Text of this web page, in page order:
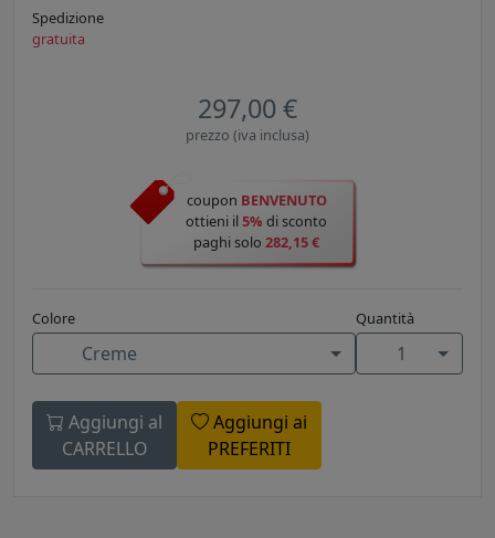
Spedizione
gratuita
297,00 €
prezzo (iva inclusa)
coupon BENVENUTO
ottieni il5% di sconto
paghi solo 282,15 €
Colore
Creme
Quantità
1
Aggiungi al
CARRELLO
Aggiungi ai
PREFERITI